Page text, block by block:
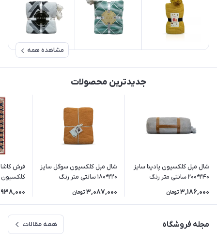
مشاهده همه
جدیدترین محصولات
شال مبل کلکسیون پادینا سایز
240*200 سانتی متر رنگ
طوسی
3,186,000 تومان
شال مبل کلکسیون سوگل سایز
220*180 سانتی متر رنگ
دارچینی
3,087,000 تومان
مجله فروشگاه همه مقالات